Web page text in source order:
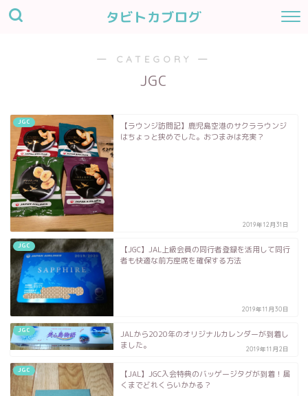
タビトカブログ
― CATEGORY ―
JGC
JGC
【ラウンジ訪問記】鹿児島空港のサクララウンジ
はちょっと狭めでした。おつまみは充実？
2019年12月31日
JGC
【JGC】JAL上級会員の同行者登録を活用して同行
者も快適な前方座席を確保する方法
2019年11月30日
JGC
JALから2020年のオリジナルカレンダーが到着し
ました。
2019年11月2日
JGC
【JAL】JGC入会特典のバッゲージタグが到着！届
くまでどれくらいかかる？